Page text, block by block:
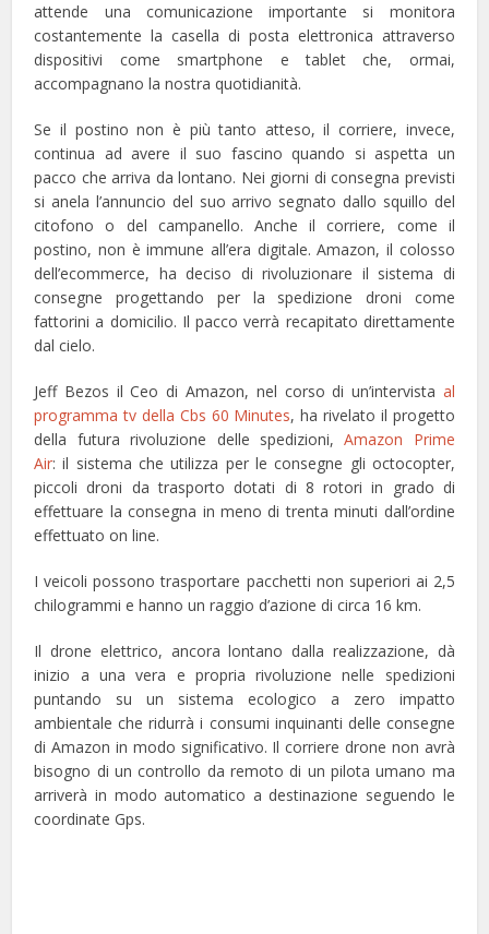
attende una comunicazione importante si monitora
costantemente la casella di posta elettronica attraverso
dispositivi come smartphone e tablet che, ormai,
accompagnano la nostra quotidianità.
Se il postino non è più tanto atteso, il corriere, invece,
continua ad avere il suo fascino quando si aspetta un
pacco che arriva da lontano. Nei giorni di consegna previsti
si anela l’annuncio del suo arrivo segnato dallo squillo del
citofono o del campanello. Anche il corriere, come il
postino, non è immune all’era digitale. Amazon, il colosso
dell’ecommerce, ha deciso di rivoluzionare il sistema di
consegne progettando per la spedizione droni come
fattorini a domicilio. Il pacco verrà recapitato direttamente
dal cielo.
Jeff Bezos il Ceo di Amazon, nel corso di un’intervista al
programma tv della Cbs 60 Minutes, ha rivelato il progetto
della futura rivoluzione delle spedizioni,Amazon Prime
Air: il sistema che utilizza per le consegne gli octocopter,
piccoli droni da trasporto dotati di 8 rotori in grado di
effettuare la consegna in meno di trenta minuti dall’ordine
effettuato on line.
I veicoli possono trasportare pacchetti non superiori ai 2,5
chilogrammi e hanno un raggio d’azione di circa 16 km.
Il drone elettrico, ancora lontano dalla realizzazione, dà
inizio a una vera e propria rivoluzione nelle spedizioni
puntando su un sistema ecologico a zero impatto
ambientale che ridurrà i consumi inquinanti delle consegne
di Amazon in modo significativo. Il corriere drone non avrà
bisogno di un controllo da remoto di un pilota umano ma
arriverà in modo automatico a destinazione seguendo le
coordinate Gps.